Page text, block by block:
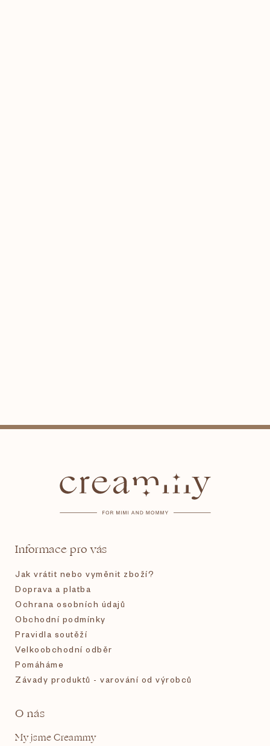
Informace pro vás
Jak vrátit nebo vyměnit zboží?
Doprava a platba
Ochrana osobních údajů
Obchodní podmínky
Pravidla soutěží
Velkoobchodní odběr
Pomáháme
Závady produktů - varování od výrobců
O nás
My jsme Creammy